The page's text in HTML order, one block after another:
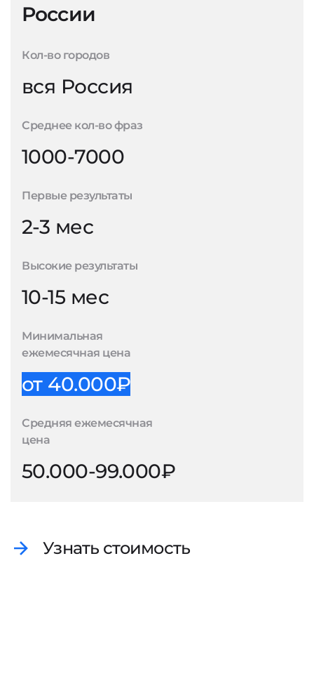
России
Кол-во городов
вся Россия
Среднее кол-во фраз
1000-7000
Первые результаты
2-3 мес
Высокие результаты
10-15 мес
Минимальная
ежемесячная цена
от 40.000₽
Средняя ежемесячная
цена
50.000-99.000₽
Узнать стоимость